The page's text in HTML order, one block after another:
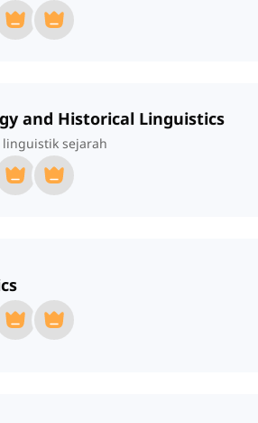
and Historical Linguistics
sejarah